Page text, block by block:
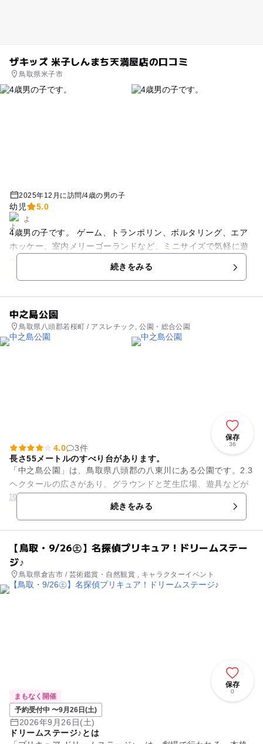
ザキッズ 米子しんまち天満屋店の口コミ
鳥取県米子市
2025年12月に訪問/4歳の男の子
幼児 5.0
よ
4歳男の子です。 ゲーム、トランポリン、ボルタリング、エア
ホッケー、室内メリーゴーランドなど、ミニサイズで気軽に遊
べたり、お茶を飲んだり、お昼ご飯をもち入ってそこで食べる
続きをみる
中之島公園
鳥取県八頭郡若桜町 / アスレチック, 公園・総合公園
保存
36
4.0
3件
長さ55メートルのすべり台があります。
「中之島公園」は、鳥取県八頭郡の八東川にある公園です。2.3
ヘクタールの広さがあり、グラウンドと芝生広場、遊具などが
設けられています。グラウンドのある多目的広場は総合運動場
と野球場が一体化されて...続きをみる
【鳥取・9/26㊏】名探偵プリキュア！ドリームステー
ジ♪
鳥取県倉吉市 / 芸術鑑賞・自然観賞 , キャラクターイベント
保存
0
まもなく開催
予約受付中 〜9月26日(土)
2026年9月26日(土)
ドリームステージ♪とは